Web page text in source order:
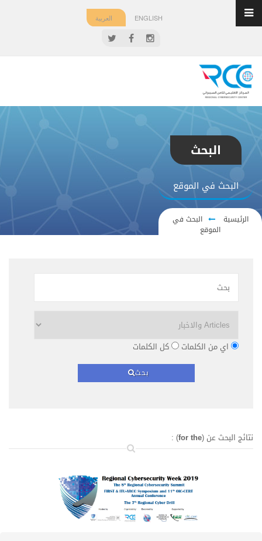
ENGLISH العربية
البحث
البحث في الموقع
الرئيسية
البحث في
الموقع
اي من الكلمات كل الكلمات
بحث
نتائج البحث عن (for the
) :